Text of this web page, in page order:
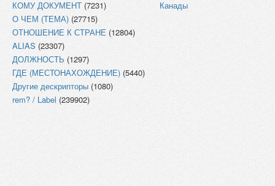
КОМУ ДОКУМЕНТ (7231)
О ЧЕМ (ТЕМА) (27715)
ОТНОШЕНИЕ К СТРАНЕ (12804)
ALIAS (23307)
ДОЛЖНОСТЬ (1297)
ГДЕ (МЕСТОНАХОЖДЕНИЕ) (5440)
Другие дескрипторы (1080)
rem? / Label (239902)
Канады